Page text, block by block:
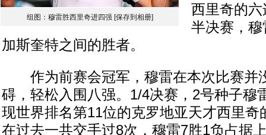
组图：穆雷胜西里奇进四强 [保存到相册]
西里奇的
半决赛，
加斯奎特之间的胜者。
作为前赛会冠军，穆雷在本次比赛并
碍，轻松入围八强。1/4决赛，2号种子穆
现世界排名第11位的克罗地亚天才西里奇
在过去一共交手过8次，穆雷7胜1负占据